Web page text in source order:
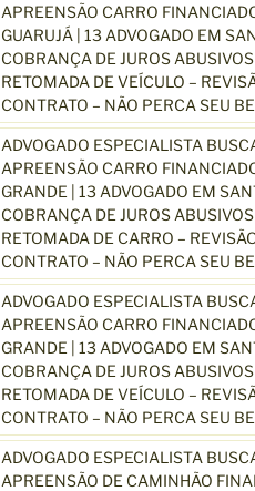
APREENSÃO CARRO
GUARUJÁ | 13 ADVOGADO EM
COBRANÇA DE JUROS
RETOMADA DE VEÍCULO –
CONTRATO – NÃO PERCA SEU
ADVOGADO ESPECIALISTA
APREENSÃO CARRO
GRANDE | 13 ADVOGADO EM
COBRANÇA DE JUROS
RETOMADA DE CARRO –
CONTRATO – NÃO PERCA SEU
ADVOGADO ESPECIALISTA
APREENSÃO CARRO
GRANDE | 13 ADVOGADO EM
COBRANÇA DE JUROS
RETOMADA DE VEÍCULO –
CONTRATO – NÃO PERCA SEU
ADVOGADO ESPECIALISTA
APREENSÃO DE CAMINHÃO